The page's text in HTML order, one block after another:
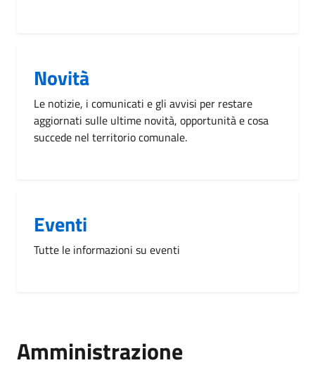
Novità
Le notizie, i comunicati e gli avvisi per restare
aggiornati sulle ultime novità, opportunità e cosa
succede nel territorio comunale.
Eventi
Tutte le informazioni su eventi
Amministrazione